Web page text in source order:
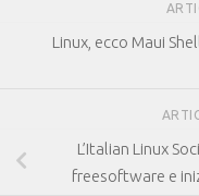
Linux, ecco Maui
L’Italian Linux
freesoftware e